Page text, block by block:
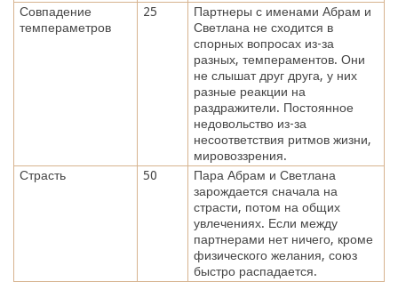
Совпадение
темпераметров
25
Партнеры с именами Абрам и
Светлана не сходится в
спорных вопросах из-за
разных, темпераментов. Они
не слышат друг друга, у них
разные реакции на
раздражители. Постоянное
недовольство из-за
несоответствия ритмов жизни,
мировоззрения.
Страсть
50
Пара Абрам и Светлана
зарождается сначала на
страсти, потом на общих
увлечениях. Если между
партнерами нет ничего, кроме
физического желания, союз
быстро распадается.